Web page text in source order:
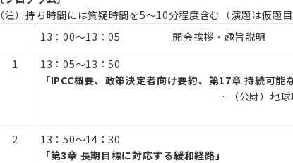
（注）持ち時間には質疑時間を5〜10分程度含む（演題は仮題目
13：00～13：05 開会挨拶・趣旨説明
1
13：05～13：50
「IPCC概要、政策決定者向け要約、第17章 持続可能
…（公財）地球
2
13：50～14：30
「第3章 長期目標に対応する緩和経路」